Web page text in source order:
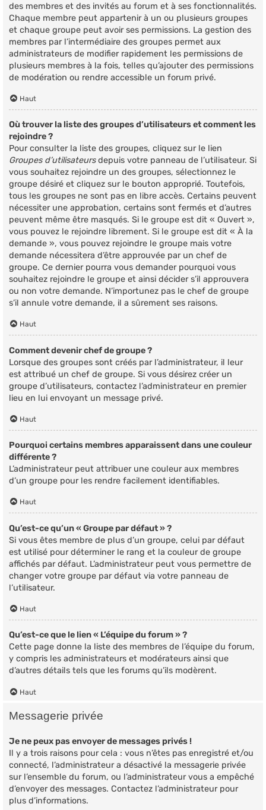
des membres et des invités au forum et à ses fonctionnalités.
Chaque membre peut appartenir à un ou plusieurs groupes
et chaque groupe peut avoir ses permissions. La gestion des
membres par l’intermédiaire des groupes permet aux
administrateurs de modifier rapidement les permissions de
plusieurs membres à la fois, telles qu’ajouter des permissions
de modération ou rendre accessible un forum privé.
Haut
Où trouver la liste des groupes d’utilisateurs et comment les
rejoindre ?
Pour consulter la liste des groupes, cliquez sur le lien
Groupes d’utilisateursdepuis votre panneau de l’utilisateur. Si
vous souhaitez rejoindre un des groupes, sélectionnez le
groupe désiré et cliquez sur le bouton approprié. Toutefois,
tous les groupes ne sont pas en libre accès. Certains peuvent
nécessiter une approbation, certains sont fermés et d’autres
peuvent même être masqués. Si le groupe est dit « Ouvert »,
vous pouvez le rejoindre librement. Si le groupe est dit « À la
demande », vous pouvez rejoindre le groupe mais votre
demande nécessitera d’être approuvée par un chef de
groupe. Ce dernier pourra vous demander pourquoi vous
souhaitez rejoindre le groupe et ainsi décider s’il approuvera
ou non votre demande. N’importunez pas le chef de groupe
s’il annule votre demande, il a sûrement ses raisons.
Haut
Comment devenir chef de groupe ?
Lorsque des groupes sont créés par l’administrateur, il leur
est attribué un chef de groupe. Si vous désirez créer un
groupe d’utilisateurs, contactez l’administrateur en premier
lieu en lui envoyant un message privé.
Haut
Pourquoi certains membres apparaissent dans une couleur
différente ?
L’administrateur peut attribuer une couleur aux membres
d’un groupe pour les rendre facilement identifiables.
Haut
Qu’est-ce qu’un « Groupe par défaut » ?
Si vous êtes membre de plus d’un groupe, celui par défaut
est utilisé pour déterminer le rang et la couleur de groupe
affichés par défaut. L’administrateur peut vous permettre de
changer votre groupe par défaut via votre panneau de
l’utilisateur.
Haut
Qu’est-ce que le lien « L’équipe du forum » ?
Cette page donne la liste des membres de l’équipe du forum,
y compris les administrateurs et modérateurs ainsi que
d’autres détails tels que les forums qu’ils modèrent.
Haut
Messagerie privée
Je ne peux pas envoyer de messages privés !
Il y a trois raisons pour cela : vous n’êtes pas enregistré et/ou
connecté, l’administrateur a désactivé la messagerie privée
sur l’ensemble du forum, ou l’administrateur vous a empêché
d’envoyer des messages. Contactez l’administrateur pour
plus d’informations.